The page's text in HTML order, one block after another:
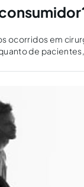
ocorridos em
de